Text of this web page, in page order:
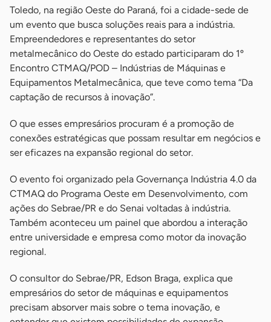
Toledo, na região Oeste do Paraná, foi a cidade-sede de
um evento que busca soluções reais para a indústria.
Empreendedores e representantes do setor
metalmecânico do Oeste do estado participaram do 1º
Encontro CTMAQ/POD – Indústrias de Máquinas e
Equipamentos Metalmecânica, que teve como tema “Da
captação de recursos à inovação”.
O que esses empresários procuram é a promoção de
conexões estratégicas que possam resultar em negócios e
ser eficazes na expansão regional do setor.
O evento foi organizado pela Governança Indústria 4.0 da
CTMAQ do Programa Oeste em Desenvolvimento, com
ações do Sebrae/PR e do Senai voltadas à indústria.
Também aconteceu um painel que abordou a interação
entre universidade e empresa como motor da inovação
regional.
O consultor do Sebrae/PR, Edson Braga, explica que
empresários do setor de máquinas e equipamentos
precisam absorver mais sobre o tema inovação, e